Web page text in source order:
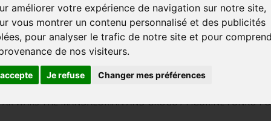
améliorer votre expérience de navigation sur notre site,
vous montrer un contenu personnalisé et des publicités
pour analyser le trafic de notre site et pour
de nos visiteurs.
Je refuse Changer mes préférences
AUTRES COMICS MUSIQUE SPORTS POP
FUNKO HOME FUNKO VINYL SODA RETRO
CARTE A JOUER
WARS THE MANDALORIAN AND GROGU / FIGURINE FUNKO